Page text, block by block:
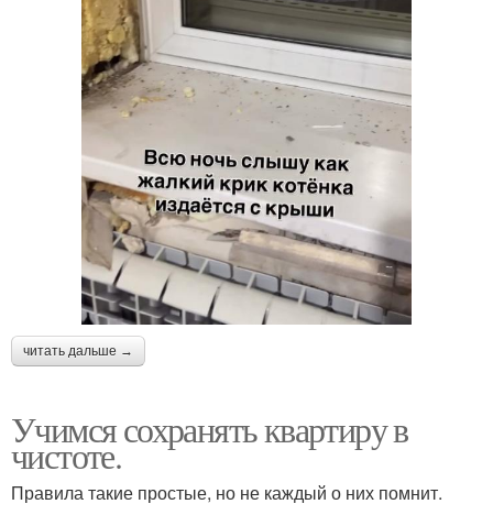
читать дальше →
Учимся сохранять квартиру в
чистоте.
Правила такие простые, но не каждый о них помнит.